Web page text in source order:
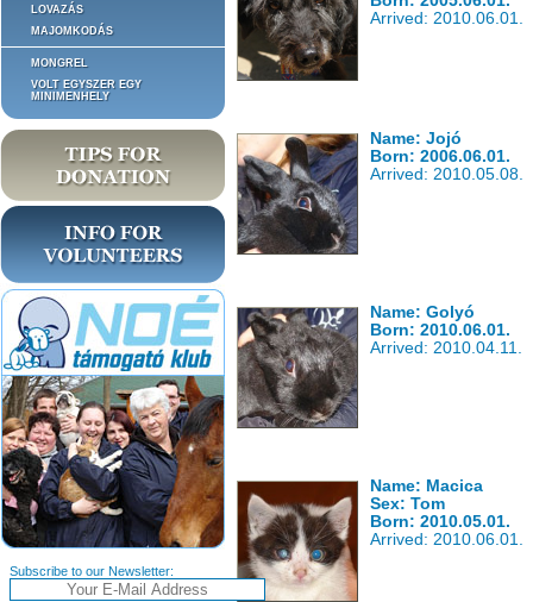
LOVAZÁS
MAJOMKODÁS
MONGREL
VOLT EGYSZER EGY
MINIMENHELY
Subscribe to our Newsletter:
Arrived: 2010.06.01.
Name: Jojó
Born: 2006.06.01.
Arrived: 2010.05.08.
Name: Golyó
Born: 2010.06.01.
Arrived: 2010.04.11.
Name: Macica
Sex: Tom
Born: 2010.05.01.
Arrived: 2010.06.01.